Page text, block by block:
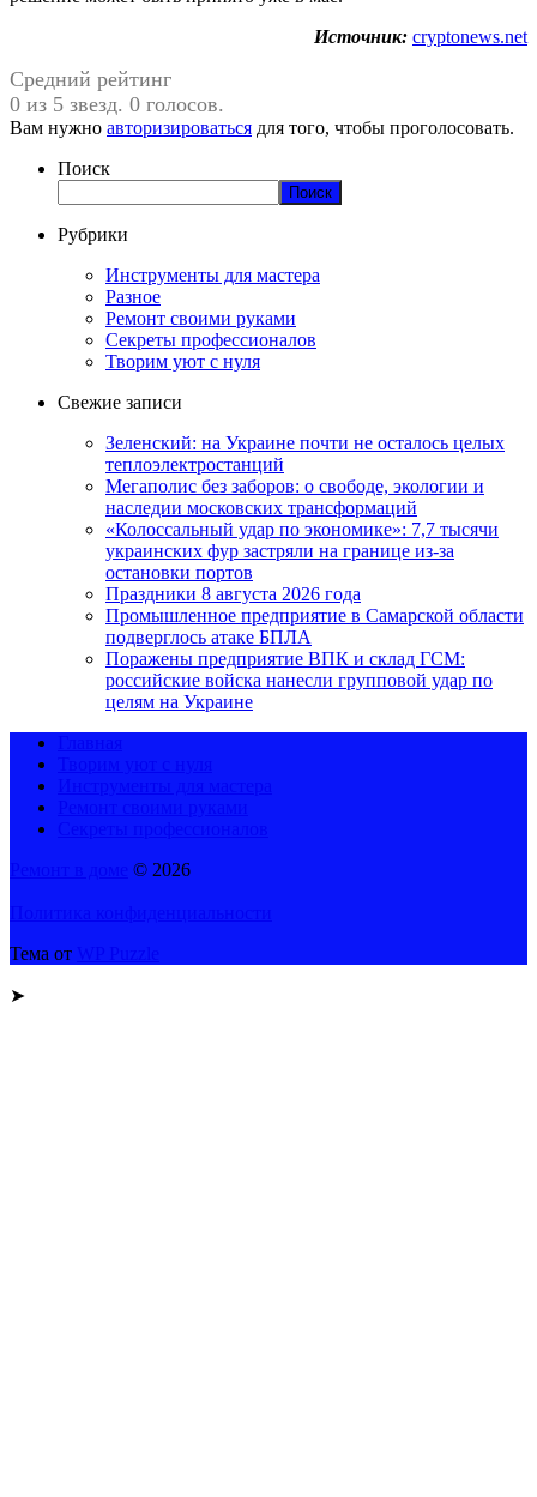
Источник: cryptonews.net
Средний рейтинг
0 из 5 звезд. 0 голосов.
Вам нужно авторизироваться для того, чтобы проголосовать.
Поиск
Поиск
Рубрики
Инструменты для мастера
Разное
Ремонт своими руками
Секреты профессионалов
Творим уют с нуля
Свежие записи
Зеленский: на Украине почти не осталось целых
теплоэлектростанций
Мегаполис без заборов: о свободе, экологии и
наследии московских трансформаций
«Колоссальный удар по экономике»: 7,7 тысячи
украинских фур застряли на границе из-за
остановки портов
Праздники 8 августа 2026 года
Промышленное предприятие в Самарской области
подверглось атаке БПЛА
Поражены предприятие ВПК и склад ГСМ:
российские войска нанесли групповой удар по
целям на Украине
© 2026
Тема от
➤